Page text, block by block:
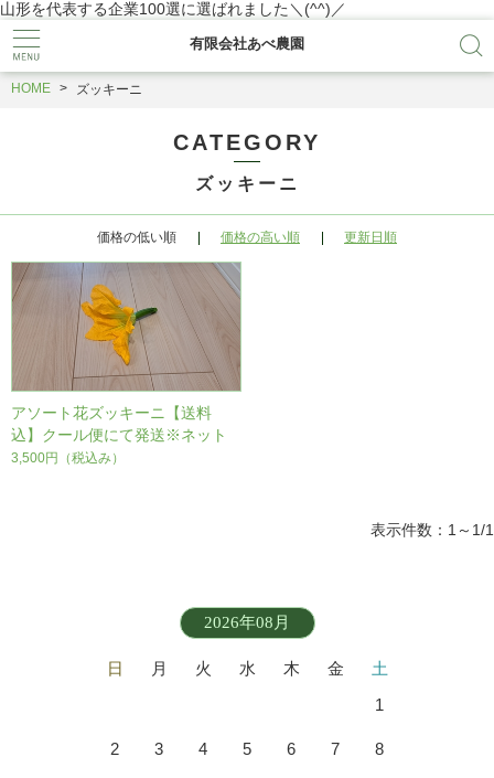
山形を代表する企業100選に選ばれました＼(^^)／
有限会社あべ農園
HOME ズッキーニ
CATEGORY
ズッキーニ
価格の低い順 価格の高い順 更新日順
アソート花ズッキーニ【送料
込】クール便にて発送※ネット
販売限定,5月末～発送
3,500円 （税込み）
表示件数：1～1/1
2026年08月
日 月 火 水 木 金
土
1
2 3 4 5 6 7 8